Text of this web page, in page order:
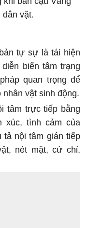
dằn vặt.
tự sự là tái hiện
biến tâm trạng
quan trọng để
vật sinh động.
tâm trực tiếp bằng
xúc, tình cảm của
tả nội tâm gián tiếp
nét mặt, cử chỉ,